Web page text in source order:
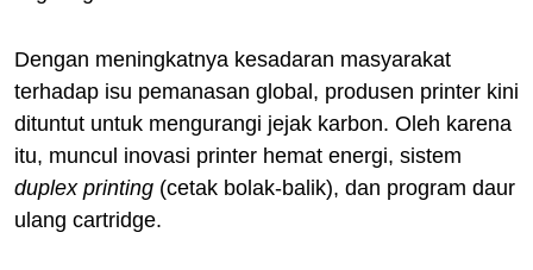
Dengan meningkatnya kesadaran masyarakat
terhadap isu pemanasan global, produsen printer kini
dituntut untuk mengurangi jejak karbon. Oleh karena
itu, muncul inovasi printer hemat energi, sistem
duplex printing (cetak bolak-balik), dan program daur
ulang cartridge.